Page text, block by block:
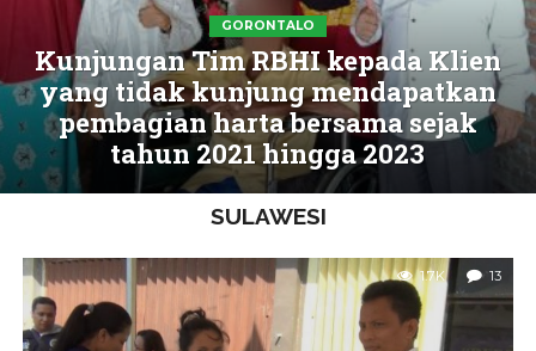
GORONTALO
Kunjungan Tim RBHI kepada Klien
yang tidak kunjung mendapatkan
pembagian harta bersama sejak
tahun 2021 hingga 2023
SULAWESI
1.7K 13